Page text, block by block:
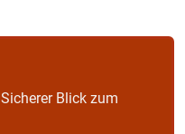
Sicherer Blick zum